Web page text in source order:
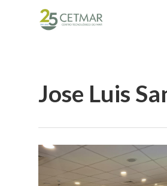
Jose Luis